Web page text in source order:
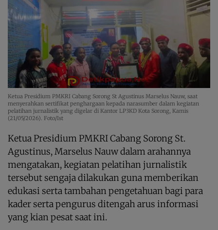
Ketua Presidium PMKRI Cabang Sorong St Agustinus Marselus Nauw, saat
menyerahkan sertifikat penghargaan kepada narasumber dalam kegiatan
pelatihan jurnalistik yang digelar di Kantor LP3KD Kota Sorong, Kamis
(21/05/2026). Foto/Ist
Ketua Presidium PMKRI Cabang Sorong St.
Agustinus, Marselus Nauw dalam arahannya
mengatakan, kegiatan pelatihan jurnalistik
tersebut sengaja dilakukan guna memberikan
edukasi serta tambahan pengetahuan bagi para
kader serta pengurus ditengah arus informasi
yang kian pesat saat ini.